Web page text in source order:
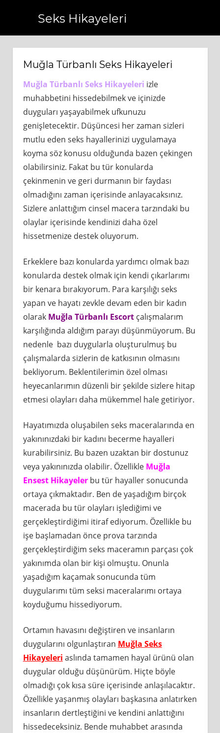
Seks Hikayeleri
Muğla Türbanlı Seks Hikayeleri
Muğla Türbanlı Seks Hikayeleri izle
muhabbetini hissedebilmek ve içinizde
duyguları yaşayabilmek ufkunuzu
genişletecektir. Düşüncesi her zaman sizleri
mutlu eden seks hayallerinizi uygulamaya
koyma söz konusu olduğunda bazen çekingen
olabilirsiniz. Fakat bu tür konularda
çekinmenin ve geri durmanın bir faydası
olmadığını zaman içerisinde anlayacaksınız.
Sizlere anlattığım cinsel macera tarzındaki bu
olaylar içerisinde kendinizi daha özel
hissetmenize destek oluyorum.
Erkeklere bazı konularda yardımcı olmak bazı
konularda destek olmak için kendi çıkarlarımı
bir kenara bırakıyorum. Para karşılığı seks
yapan ve hayatı zevkle devam eden bir kadın
olarak Muğla Türbanlı Escortçalışmalarım
karşılığında aldığım parayı düşünmüyorum. Bu
nedenle bazı duygularla oluşturulmuş bu
çalışmalarda sizlerin de katkısının olmasını
bekliyorum. Beklentilerimin özel olması
heyecanlarımın düzenli bir şekilde sizlere hitap
etmesi olayları daha mükemmel hale getiriyor.
Hayatımızda oluşabilen seks maceralarında en
yakınınızdaki bir kadını becerme hayalleri
kurabilirsiniz. Bu bazen uzaktan bir dostunuz
veya yakınınızda olabilir. Özellikle Muğla
Ensest Hikayelerbu tür hayaller sonucunda
ortaya çıkmaktadır. Ben de yaşadığım birçok
macerada bu tür olayları işlediğimi ve
gerçekleştirdiğimi itiraf ediyorum. Özellikle bu
işe başlamadan önce prova tarzında
gerçekleştirdiğim seks maceramın parçası çok
yakınımda olan bir kişi olmuştu. Onunla
yaşadığım kaçamak sonucunda tüm
duygularımı tüm seksi maceralarımı ortaya
koyduğumu hissediyorum.
Ortamın havasını değiştiren ve insanların
duygularını olgunlaştıran Muğla Seks
Hikayeleri aslında tamamen hayal ürünü olan
duygular olduğu düşünürüm. Hiçte böyle
olmadığı çok kısa süre içerisinde anlaşılacaktır.
Özellikle yaşanmış olayları başkasına anlatırken
insanların dertleştiğini ve kendini anlattığını
hissedeceksiniz. Bende muhabbet arasında